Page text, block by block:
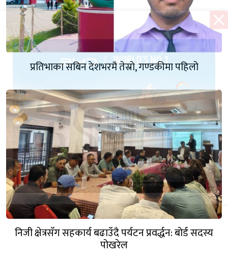
प्रतिभाका सबिन देशभरमै तेस्रो, गण्डकीमा पहिलो
निजी क्षेत्रसँग सहकार्य बढाउँदै पर्यटन प्रवर्द्धन: बोर्ड सदस्य
पोखरेल